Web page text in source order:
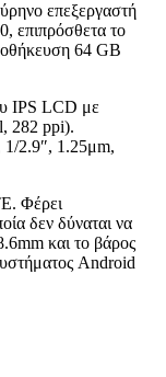
επεξεργαστή
επιπρόσθετα το
64 GB
IPS LCD με
282 ppi).
1/2.9″, 1.25μm,
Φέρει
δεν δύναται να
και το βάρος
Android